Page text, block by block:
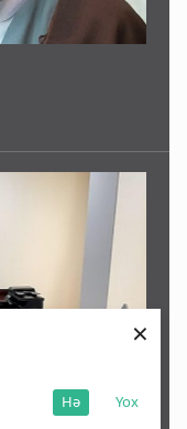
Yox
Hə
×